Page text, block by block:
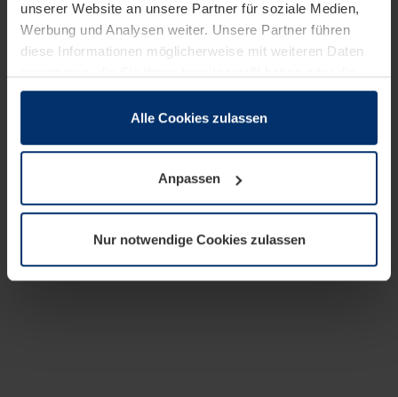
unserer Website an unsere Partner für soziale Medien,
Werbung und Analysen weiter. Unsere Partner führen
diese Informationen möglicherweise mit weiteren Daten
sie im Rahmen Ihrer Nutzung der Dienste gesammelt
wenn diese für den Betrieb dieser Seite unbedingt
notwendig sind. Für alle anderen Cookie-Typen benötigen
wir Ihre Erlaubnis. Ihre Einwilligung können Sie jederzeit
Datenschutzerklärungunserer Website ändern oder
widerrufen.
Alle Cookies zulassen
Anpassen
Nur notwendige Cookies zulassen